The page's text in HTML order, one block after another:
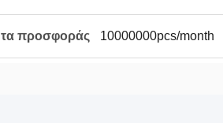
προσφοράς 10000000pcs/month